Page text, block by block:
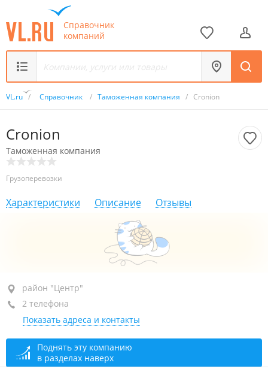
Справочник
компаний
VL.ru / Справочник / Таможенная компания / Cronion
Cronion
Таможенная компания
Грузоперевозки
Характеристики Описание Отзывы
район "Центр", пер. Ланинский, 4
оф. 2.6
+7 914 671-52-67
+7 (423) 239-20-02
сегодня закрыто
район "Центр"
2 телефона
Показать адреса и контакты
Поднять эту компанию
в разделах наверх